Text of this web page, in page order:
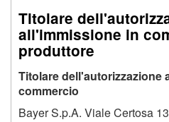
Titolare
all'immissione in
produttore
Titolare dell'autorizzazione
commercio
Bayer S.p.A. Viale Certosa